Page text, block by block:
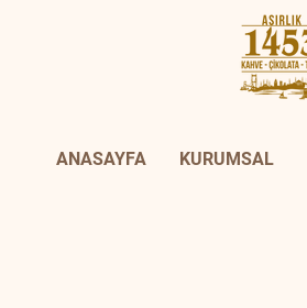
ANASAYFA KURUMSAL